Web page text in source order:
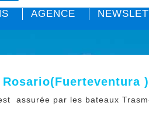
AGENCE
)
assurée par les bateaux